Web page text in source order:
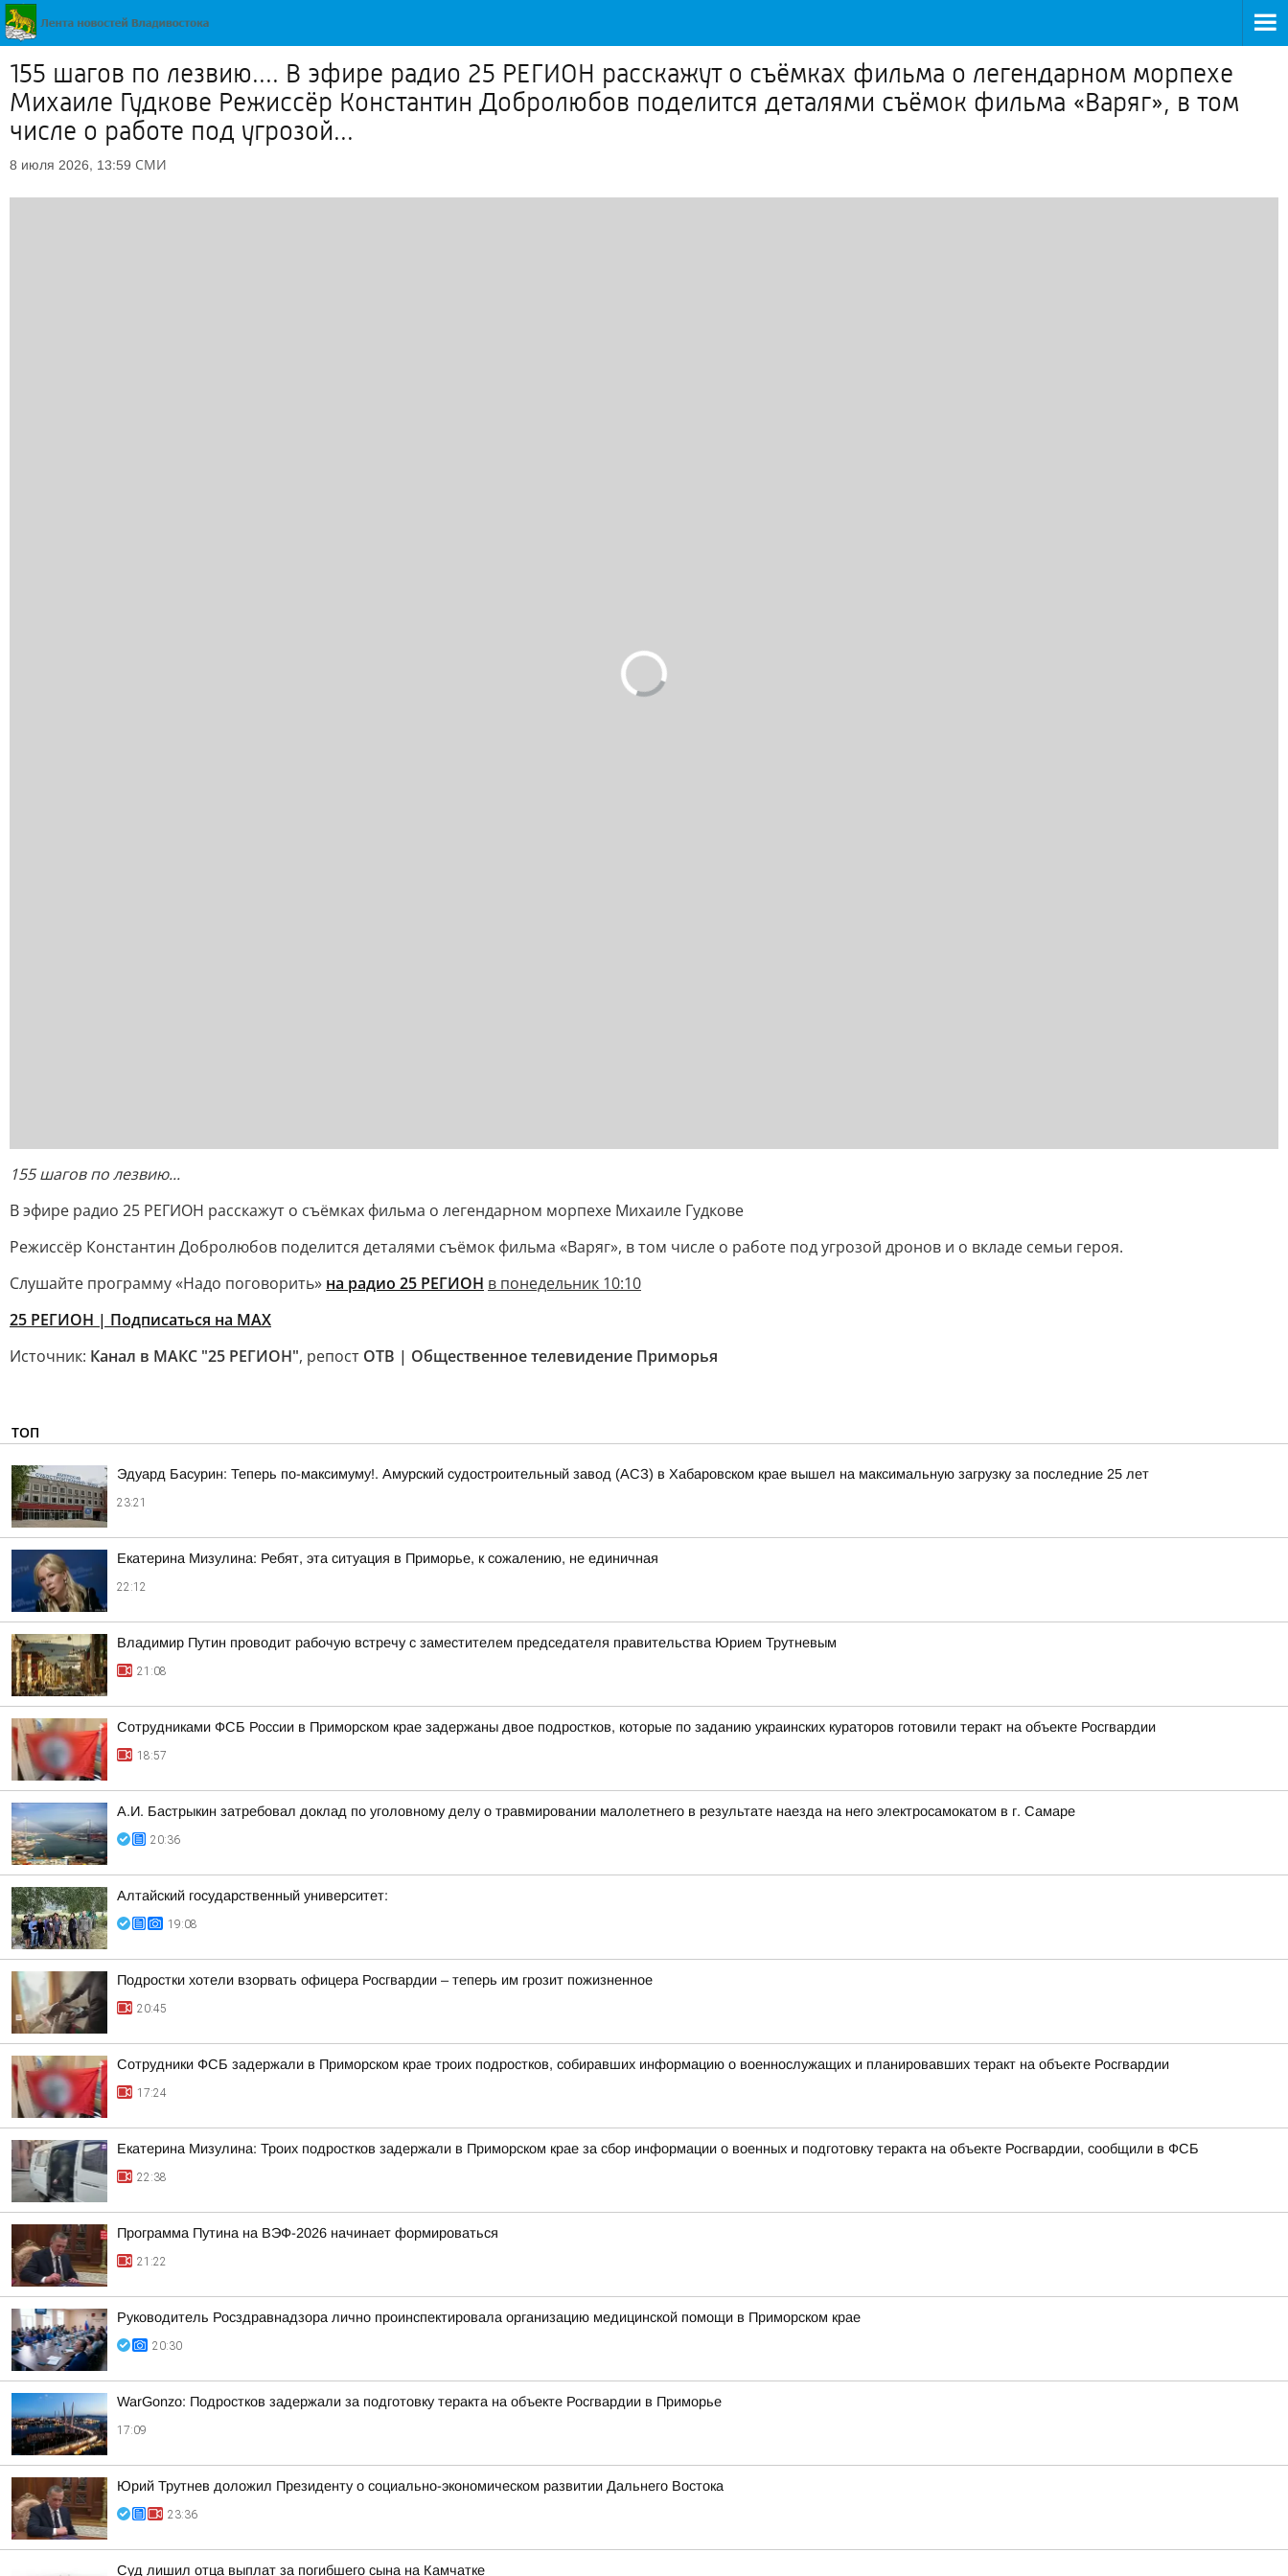
155 шагов по лезвию.... В эфире радио 25 РЕГИОН расскажут о съёмках фильма о легендарном морпехе
Михаиле Гудкове Режиссёр Константин Добролюбов поделится деталями съёмок фильма «Варяг», в том
числе о работе под угрозой...
8 июля 2026, 13:59 СМИ
155 шагов по лезвию...
В эфире радио 25 РЕГИОН расскажут о съёмках фильма о легендарном морпехе Михаиле Гудкове
Режиссёр Константин Добролюбов поделится деталями съёмок фильма «Варяг», в том числе о работе под угрозой дронов и о вкладе семьи героя.
Слушайте программу «Надо поговорить» на радио 25 РЕГИОН в понедельник 10:10
25 РЕГИОН | Подписаться на MAX
Источник: Канал в МАКС "25 РЕГИОН", репост ОТВ | Общественное телевидение Приморья
ТОП
Эдуард Басурин: Теперь по-максимуму!. Амурский судостроительный завод (АСЗ) в Хабаровском крае вышел на максимальную загрузку за последние 25 лет
23:21
Екатерина Мизулина: Ребят, эта ситуация в Приморье, к сожалению, не единичная
22:12
Владимир Путин проводит рабочую встречу с заместителем председателя правительства Юрием Трутневым
21:08
Сотрудниками ФСБ России в Приморском крае задержаны двое подростков, которые по заданию украинских кураторов готовили теракт на объекте Росгвардии
18:57
А.И. Бастрыкин затребовал доклад по уголовному делу о травмировании малолетнего в результате наезда на него электросамокатом в г. Самаре
20:36
Алтайский государственный университет:
19:08
Подростки хотели взорвать офицера Росгвардии – теперь им грозит пожизненное
20:45
Сотрудники ФСБ задержали в Приморском крае троих подростков, собиравших информацию о военнослужащих и планировавших теракт на объекте Росгвардии
17:24
Екатерина Мизулина: Троих подростков задержали в Приморском крае за сбор информации о военных и подготовку теракта на объекте Росгвардии, сообщили в ФСБ
22:38
Программа Путина на ВЭФ-2026 начинает формироваться
21:22
Руководитель Росздравнадзора лично проинспектировала организацию медицинской помощи в Приморском крае
20:30
WarGonzo: Подростков задержали за подготовку теракта на объекте Росгвардии в Приморье
17:09
Юрий Трутнев доложил Президенту о социально-экономическом развитии Дальнего Востока
23:36
Суд лишил отца выплат за погибшего сына на Камчатке